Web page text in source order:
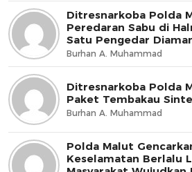
Ditresnarkoba Polda
Peredaran Sabu di
Satu Pengedar
Burhan A. Muhammad
Ditresnarkoba Polda
Paket Tembakau
Burhan A. Muhammad
Polda Malut
Keselamatan Berlalu